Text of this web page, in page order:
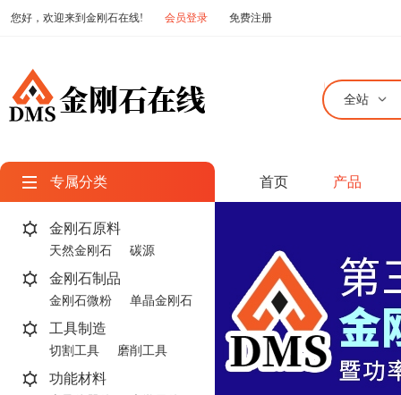
您好，欢迎来到金刚石在线! 会员登录 免费注册
全站
专属分类
金刚石原料
天然金刚石 碳源
金刚石制品
金刚石微粉 单晶金刚石
工具制造
切割工具 磨削工具
功能材料
首页 产品